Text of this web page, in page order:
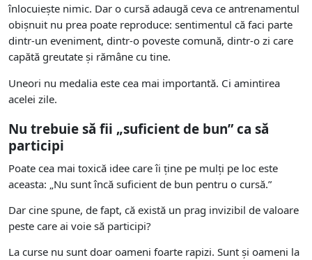
înlocuiește nimic. Dar o cursă adaugă ceva ce antrenamentul
obișnuit nu prea poate reproduce: sentimentul că faci parte
dintr-un eveniment, dintr-o poveste comună, dintr-o zi care
capătă greutate și rămâne cu tine.
Uneori nu medalia este cea mai importantă. Ci amintirea
acelei zile.
Nu trebuie să fii „suficient de bun” ca să
participi
Poate cea mai toxică idee care îi ține pe mulți pe loc este
aceasta: „Nu sunt încă suficient de bun pentru o cursă.”
Dar cine spune, de fapt, că există un prag invizibil de valoare
peste care ai voie să participi?
La curse nu sunt doar oameni foarte rapizi. Sunt și oameni la